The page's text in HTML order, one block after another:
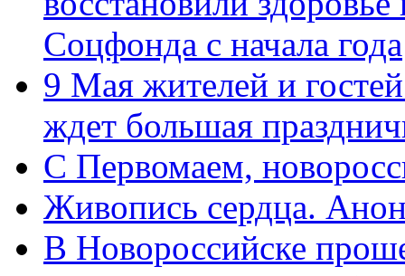
Соцфонда с начала года
9 Мая жителей и
ждет большая
C Первомаем,
Живопись сердца.
В Новороссийске